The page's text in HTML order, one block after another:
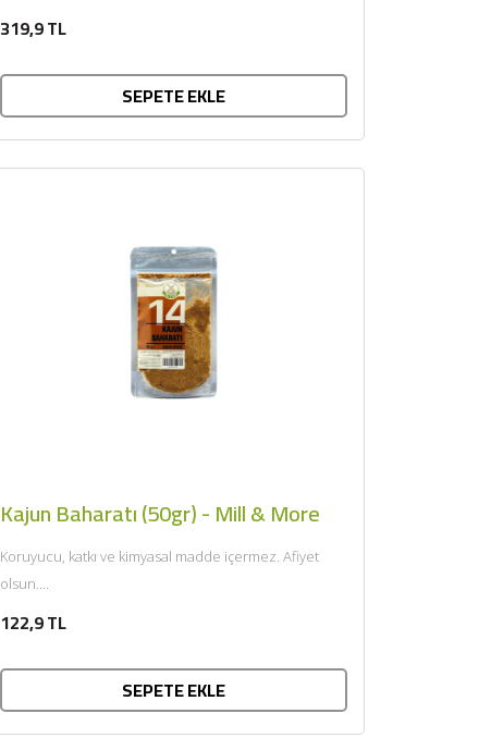
319,9 TL
SEPETE EKLE
Kajun Baharatı (50gr) - Mill & More
Koruyucu, katkı ve kimyasal madde içermez. Afiyet
olsun....
122,9 TL
SEPETE EKLE